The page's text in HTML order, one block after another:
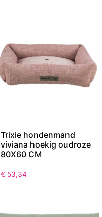
Trixie hondenmand
viviana hoekig oudroze
80X60 CM
€ 53,34